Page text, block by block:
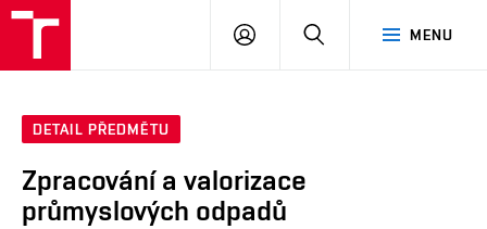
MENU
PŘIHLÁSIT
DETAIL PŘEDMĚTU
Zpracování a valorizace
průmyslových odpadů